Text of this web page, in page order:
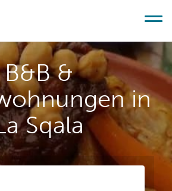
B&B &
in
Sqala